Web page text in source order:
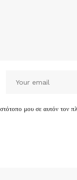
μου σε αυτόν τον